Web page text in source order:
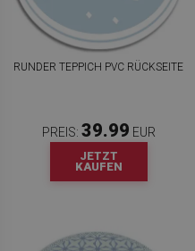
RUNDER TEPPICH PVC RÜCKSEITE
PREIS: 39.99 EUR
JETZT
KAUFEN